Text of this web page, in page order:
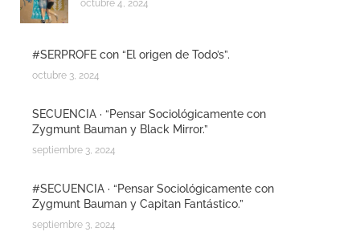
octubre 4, 2024
#SERPROFE con “El origen de Todo’s”.
octubre 3, 2024
SECUENCIA · “Pensar Sociológicamente con
Zygmunt Bauman y Black Mirror.”
septiembre 3, 2024
#SECUENCIA · “Pensar Sociológicamente con
Zygmunt Bauman y Capitan Fantástico.”
septiembre 3, 2024